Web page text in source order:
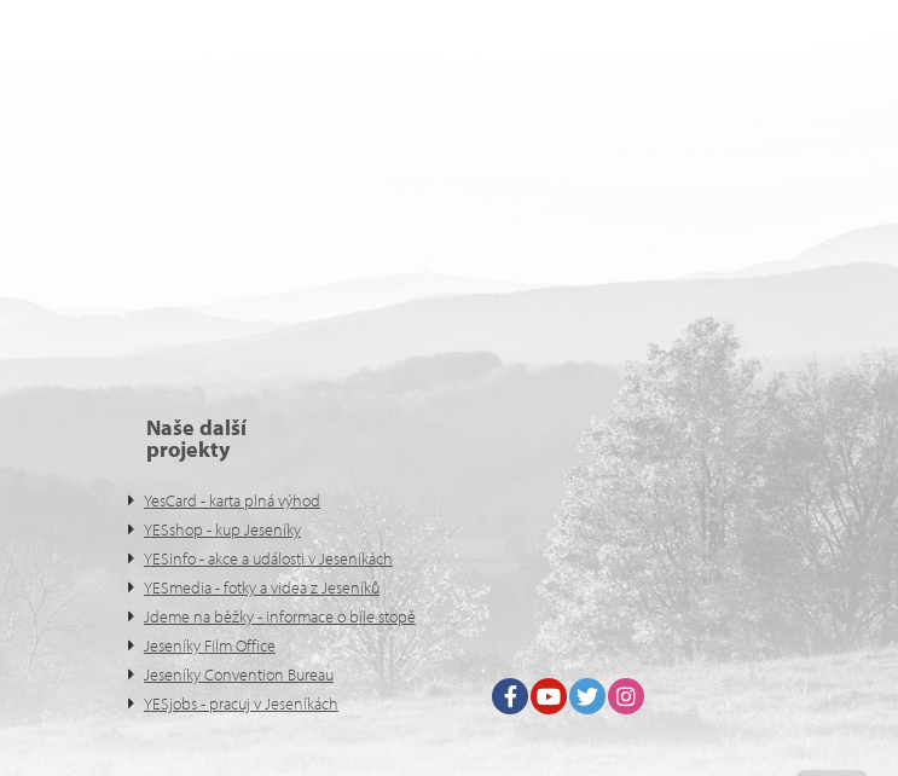
Naše další
projekty
YesCard - karta plná výhod
YESshop - kup Jeseníky
YESinfo - akce a události v Jeseníkách
YESmedia - fotky a videa z Jeseníků
Jdeme na běžky - informace o bíle stopě
Jeseníky Film Office
Jeseníky Convention Bureau
YESjobs - pracuj v Jeseníkách
FacebookYoutubeTwitter Instagram